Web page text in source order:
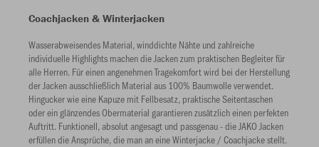
Coachjacken & Winterjacken
Wasserabweisendes Material, winddichte Nähte und zahlreiche
individuelle Highlights machen die Jacken zum praktischen Begleiter für
alle Herren. Für einen angenehmen Tragekomfort wird bei der Herstellung
der Jacken ausschließlich Material aus 100% Baumwolle verwendet.
Hingucker wie eine Kapuze mit Fellbesatz, praktische Seitentaschen
oder ein glänzendes Obermaterial garantieren zusätzlich einen perfekten
Auftritt. Funktionell, absolut angesagt und passgenau - die JAKO Jacken
erfüllen die Ansprüche, die man an eine Winterjacke / Coachjacke stellt.